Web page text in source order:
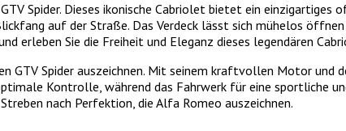
Spider. Dieses ikonische Cabriolet bietet ein
auf der Straße. Das Verdeck lässt sich mühelos
erleben Sie die Freiheit und Eleganz dieses legendären
GTV Spider auszeichnen. Mit seinem kraftvollen Motor und
Kontrolle, während das Fahrwerk für eine sportliche
nach Perfektion, die Alfa Romeo auszeichnen.